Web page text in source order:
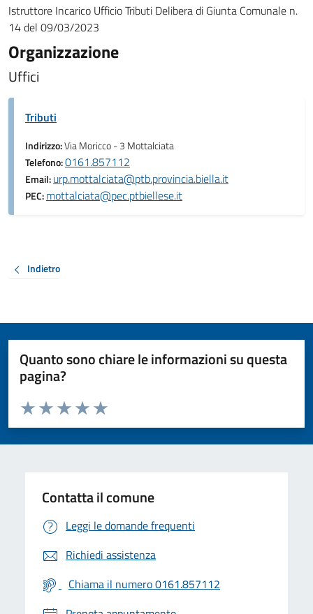
Istruttore Incarico Ufficio Tributi Delibera di Giunta Comunale n.
14 del 09/03/2023
Organizzazione
Uffici
Tributi
Indirizzo:Via Moricco - 3 Mottalciata
Telefono:0161.857112
Email:urp.mottalciata@ptb.provincia.biella.it
PEC:mottalciata@pec.ptbiellese.it
Indietro
Quanto sono chiare le informazioni su questa
pagina?
Valuta da 1 a 5 stelle la pagina
Valuta 5 stelle su 5
Valuta 4 stelle su 5
Valuta 3 stelle su 5
Valuta 2 stelle su 5
Valuta 1 stelle su 5
Contatta il comune
Leggi le domande frequenti
Richiedi assistenza
Chiama il numero 0161.857112